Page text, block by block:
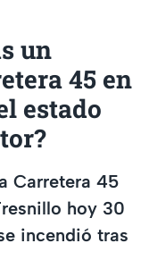
un
45 en
estado
Carretera 45
hoy 30
incendió tras